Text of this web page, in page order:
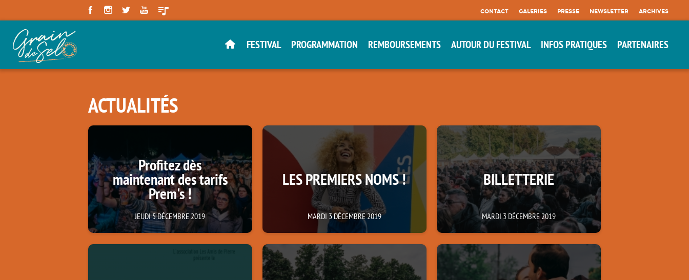
CONTACT GALERIES PRESSE NEWSLETTER ARCHIVES
FESTIVAL PROGRAMMATION REMBOURSEMENTS AUTOUR DU FESTIVAL INFOS PRATIQUES PARTENAIRES
ACTUALITÉS
Profitez dès
maintenant des tarifs
Prem's !
JEUDI 5 DÉCEMBRE 2019
LES PREMIERS NOMS !
MARDI 3 DÉCEMBRE 2019
BILLETTERIE
MARDI 3 DÉCEMBRE 2019